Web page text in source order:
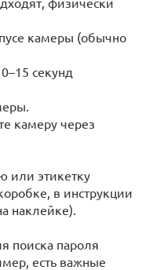
камеры (обычно
секунд
камеру через
или этикетку
в инструкции
наклейке).
поиска пароля
есть важные